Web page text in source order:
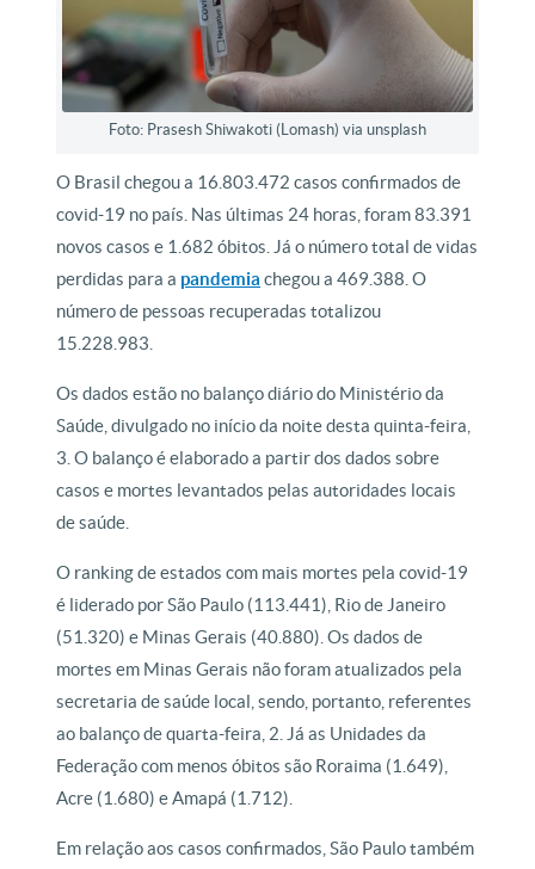
Foto: Prasesh Shiwakoti (Lomash) via unsplash
O Brasil chegou a 16.803.472 casos confirmados de
covid-19 no país. Nas últimas 24 horas, foram 83.391
novos casos e 1.682 óbitos. Já o número total de vidas
perdidas para a pandemia chegou a 469.388. O
número de pessoas recuperadas totalizou
15.228.983.
Os dados estão no balanço diário do Ministério da
Saúde, divulgado no início da noite desta quinta-feira,
3. O balanço é elaborado a partir dos dados sobre
casos e mortes levantados pelas autoridades locais
de saúde.
O ranking de estados com mais mortes pela covid-19
é liderado por São Paulo (113.441), Rio de Janeiro
(51.320) e Minas Gerais (40.880). Os dados de
mortes em Minas Gerais não foram atualizados pela
secretaria de saúde local, sendo, portanto, referentes
ao balanço de quarta-feira, 2. Já as Unidades da
Federação com menos óbitos são Roraima (1.649),
Acre (1.680) e Amapá (1.712).
Em relação aos casos confirmados, São Paulo também